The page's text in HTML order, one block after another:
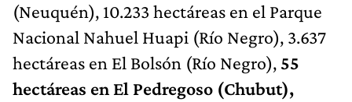
(Neuquén), 10.233 hectáreas en el Parque
Nacional Nahuel Huapi (Río Negro), 3.637
hectáreas en El Bolsón (Río Negro), 55
hectáreas en El Pedregoso (Chubut),